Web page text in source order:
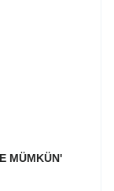
MÜMKÜN'